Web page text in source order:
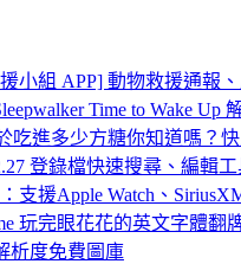
小組 APP] 動物救援通報
Time to Wake Up
吃進多少方糖你知道嗎？
登錄檔快速搜尋、編輯
：支援Apple Watch、
玩完眼花花的英文字體翻
析度免費圖庫